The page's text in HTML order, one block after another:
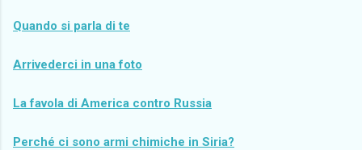
Quando si parla di te
Arrivederci in una foto
La favola di America contro Russia
Perché ci sono armi chimiche in Siria?